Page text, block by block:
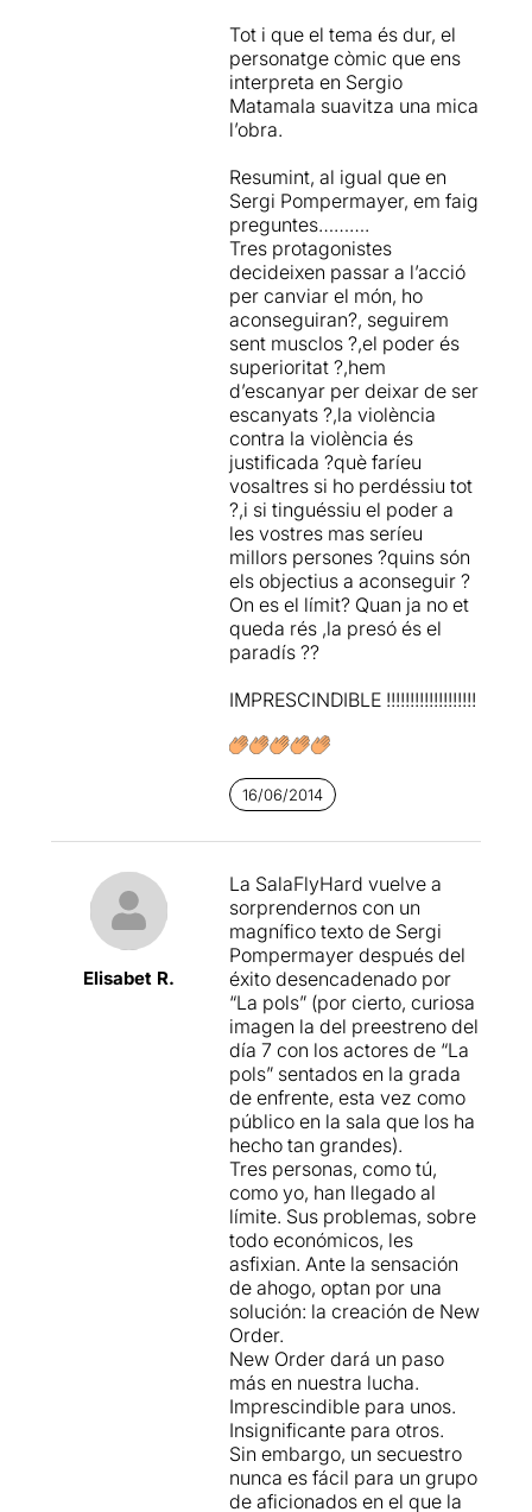
Tot i que el tema és dur, el
personatge còmic que ens
interpreta en Sergio
Matamala suavitza una mica
l’obra.
Resumint, al igual que en
Sergi Pompermayer, em faig
preguntes……….
Tres protagonistes
decideixen passar a l’acció
per canviar el món, ho
aconseguiran?, seguirem
sent musclos ?,el poder és
superioritat ?,hem
d’escanyar per deixar de ser
escanyats ?,la violència
contra la violència és
justificada ?què faríeu
vosaltres si ho perdéssiu tot
?,i si tinguéssiu el poder a
les vostres mas seríeu
millors persones ?quins són
els objectius a aconseguir ?
On es el límit? Quan ja no et
queda rés ,la presó és el
paradís ??
IMPRESCINDIBLE !!!!!!!!!!!!!!!!!!!
16/06/2014
Elisabet R.
La SalaFlyHard vuelve a
sorprendernos con un
magnífico texto de Sergi
Pompermayer después del
éxito desencadenado por
“La pols” (por cierto, curiosa
imagen la del preestreno del
día 7 con los actores de “La
pols” sentados en la grada
de enfrente, esta vez como
público en la sala que los ha
hecho tan grandes).
Tres personas, como tú,
como yo, han llegado al
límite. Sus problemas, sobre
todo económicos, les
asfixian. Ante la sensación
de ahogo, optan por una
solución: la creación de New
Order.
New Order dará un paso
más en nuestra lucha.
Imprescindible para unos.
Insignificante para otros.
Sin embargo, un secuestro
nunca es fácil para un grupo
de aficionados en el que la